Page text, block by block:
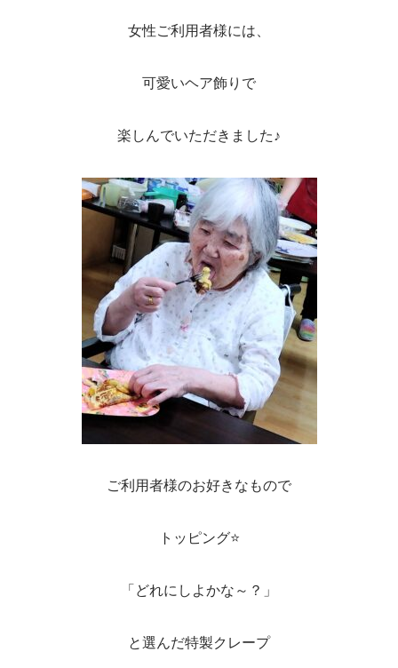
女性ご利用者様には、
可愛いヘア飾りで
楽しんでいただきました♪
ご利用者様のお好きなもので
トッピング⭐
「どれにしよかな～？」
と選んだ特製クレープ